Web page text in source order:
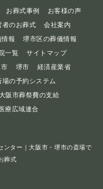
お葬式事例
お客様の声
者のお葬式
会社案内
報
堺市区の葬儀情報
一覧
サイトマップ
堺市
経済産業省
場の予約システム
大阪市葬祭費の支給
療広域連合
ンター｜大阪市・堺市の斎場で
葬式